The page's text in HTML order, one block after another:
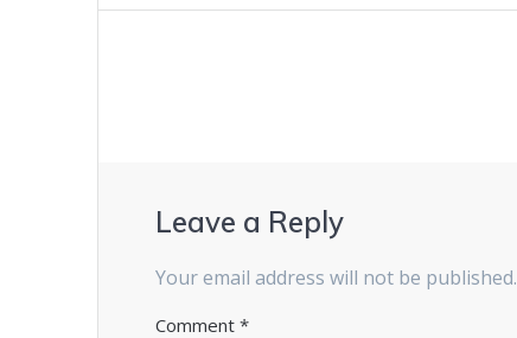
navigation
Leave a Reply
Your email address will not be published.
Comment*